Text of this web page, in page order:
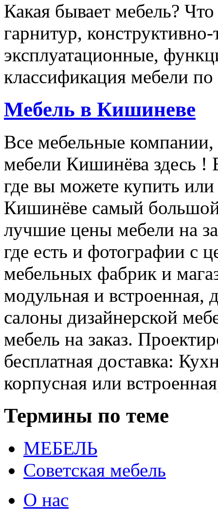
Какая бывает мебель?
гарнитур,
эксплуатационные,
классификация мебели
Мебель в Кишиневе
Все мебельные
мебели Кишинёва здесь
где вы можете купить или
Кишинёве самый
лучшие цены мебели на
где есть и фотографии с
мебельных фабрик и
модульная и
салоны дизайнерской
мебель на заказ.
бесплатная доставка:
корпусная или
Термины по теме
МЕБЕЛЬ
Советская мебель
О нас